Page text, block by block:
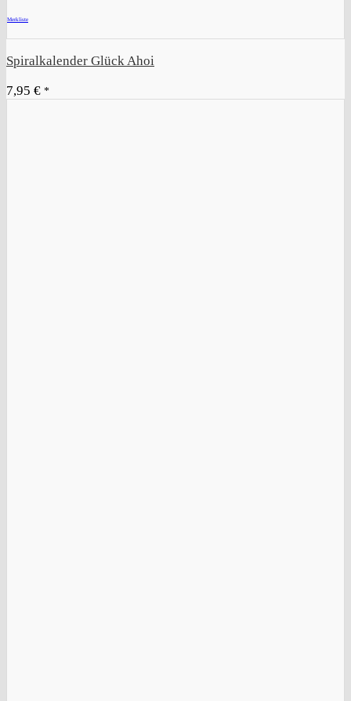
Merkliste
Spiralkalender Glück Ahoi
7,95 € *